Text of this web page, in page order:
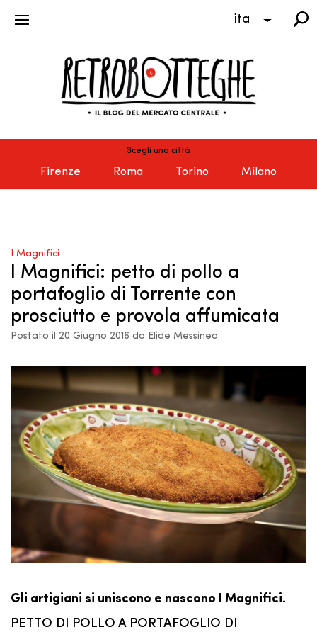
ita
Scegli una città
Firenze Roma Torino Milano
I Magnifici
I Magnifici: petto di pollo a
portafoglio di Torrente con
prosciutto e provola affumicata
Postato il 20 Giugno 2016 da Elide Messineo
Gli artigiani si uniscono e nascono I Magnifici.
PETTO DI POLLO A PORTAFOGLIO DI